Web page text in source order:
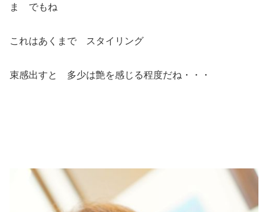
ま でもね
これはあくまで スタイリング
束感出すと 多少は艶を感じる程度だね・・・